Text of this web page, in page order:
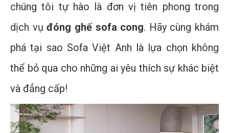
chúng tôi tự hào là đơn vị tiên phong trong
dịch vụđóng ghế sofa cong. Hãy cùng khám
phá tại sao Sofa Việt Anh là lựa chọn không
thể bỏ qua cho những ai yêu thích sự khác biệt
và đẳng cấp!